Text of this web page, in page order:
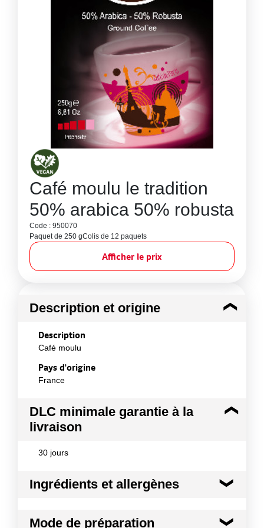
Café moulu le tradition
50% arabica 50% robusta
Code : 950070
Paquet de 250 gColis de 12 paquets
Afficher le prix
Description et origine
Description
Café moulu
Pays d'origine
France
DLC minimale garantie à la
livraison
30 jours
Ingrédients et allergènes
Café 50% Arabica / 50% Robusta moulu
Mode de préparation